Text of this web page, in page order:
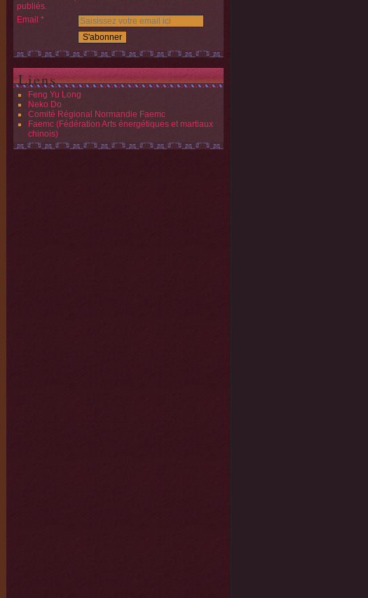
publiés.
Email
Liens
Feng Yu Long
Neko Do
Comité Régional Normandie Faemc
Faemc (Fédération Arts énergétiques et martiaux
chinois)